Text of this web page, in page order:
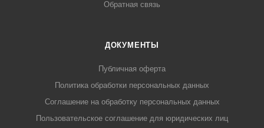
Обратная связь
ДОКУМЕНТЫ
Публичная оферта
Политика обработки персональных данных
Соглашение на обработку персональных данных
Пользовательское соглашение для юридических лиц